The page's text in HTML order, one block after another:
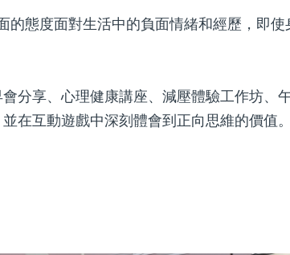
的態度面對生活中的負面情緒和經歷，即
分享、心理健康講座、減壓體驗工作坊、
在互動遊戲中深刻體會到正向思維的價值